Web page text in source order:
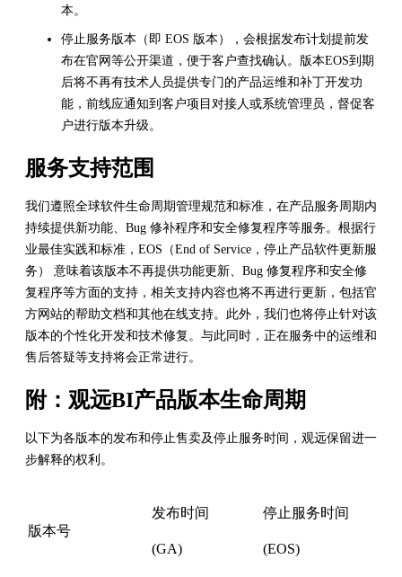
本。
停止服务版本（即 EOS 版本），会根据发布计划提前发
布在官网等公开渠道，便于客户查找确认。版本EOS到期
后将不再有技术人员提供专门的产品运维和补丁开发功
能，前线应通知到客户项目对接人或系统管理员，督促客
户进行版本升级。
服务支持范围
我们遵照全球软件生命周期管理规范和标准，在产品服务周期内
持续提供新功能、Bug 修补程序和安全修复程序等服务。根据行
业最佳实践和标准，EOS（End of Service，停止产品软件更新服
务） 意味着该版本不再提供功能更新、Bug 修复程序和安全修
复程序等方面的支持，相关支持内容也将不再进行更新，包括官
方网站的帮助文档和其他在线支持。此外，我们也将停止针对该
版本的个性化开发和技术修复。与此同时，正在服务中的运维和
售后答疑等支持将会正常进行。
附：观远BI产品版本生命周期
以下为各版本的发布和停止售卖及停止服务时间，观远保留进一
步解释的权利。
版本号
发布时间
(GA)
停止服务时间
(EOS)